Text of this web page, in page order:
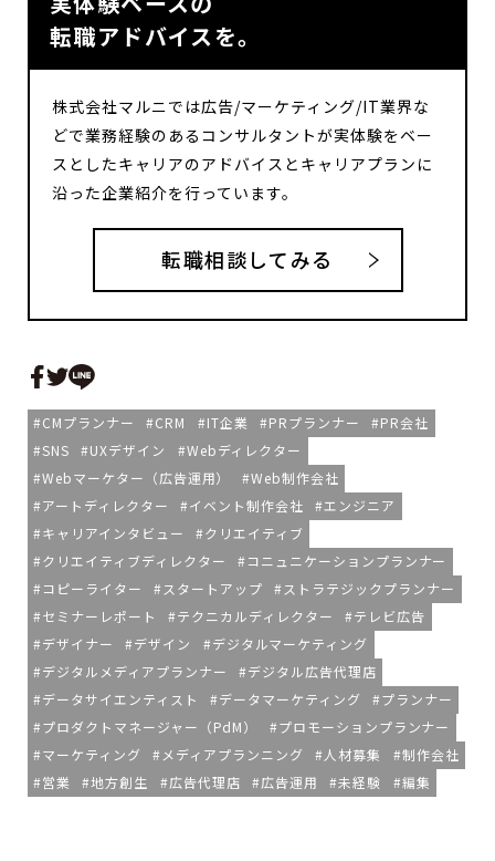
転職アドバイスを。
株式会社マルニでは広告/マーケティング/IT業界な
どで業務経験のあるコンサルタントが実体験をベー
スとしたキャリアのアドバイスとキャリアプランに
沿った企業紹介を行っています。
転職相談してみる
CMプランナー CRM IT企業 PRプランナー
PR会社
SNS
UXデザイン
Webディレクター
Webマーケター（広告運用）
Web制作会社
アートディレクター
イベント制作会社
エンジニア
キャリアインタビュー
クリエイティブ
クリエイティブディレクター
コニュニケーションプランナー
コピーライター
スタートアップ
ストラテジックプランナー
セミナーレポート
テクニカルディレクター
テレビ広告
デザイナー
デザイン
デジタルマーケティング
デジタルメディアプランナー
デジタル広告代理店
データサイエンティスト
データマーケティング
プランナー
プロダクトマネージャー（PdM）
プロモーションプランナー
マーケティング
メディアプランニング 人材募集
制作会社
営業
地方創生 広告代理店 広告運用 未経験 編集